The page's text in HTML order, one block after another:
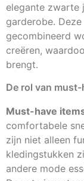
elegante zwarte
garderobe.
gecombineerd
creëren,
brengt.
De rol van
Must-have
comfortabele
zijn niet alleen
kledingstukken
andere mode